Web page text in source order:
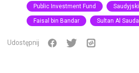
Public Investment Fund
Faisal bin Bandar Sultan Al Sauda
Udostępnij